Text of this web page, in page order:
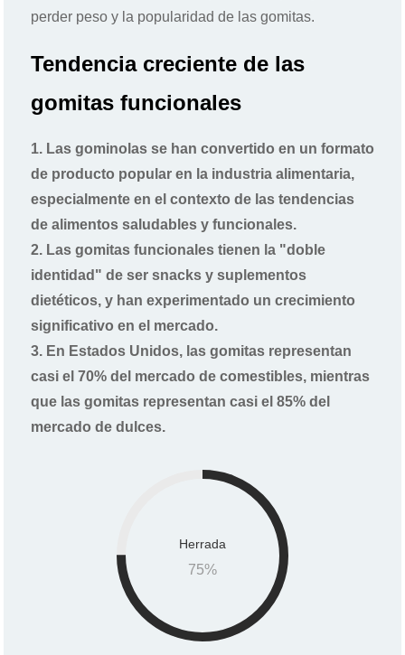
perder peso y la popularidad de las gomitas.
Tendencia creciente de las
gomitas funcionales
1. Las gominolas se han convertido en un formato
de producto popular en la industria alimentaria,
especialmente en el contexto de las tendencias
de alimentos saludables y funcionales.
2. Las gomitas funcionales tienen la "doble
identidad" de ser snacks y suplementos
dietéticos, y han experimentado un crecimiento
significativo en el mercado.
3. En Estados Unidos, las gomitas representan
casi el 70% del mercado de comestibles, mientras
que las gomitas representan casi el 85% del
mercado de dulces.
Herrada
75%